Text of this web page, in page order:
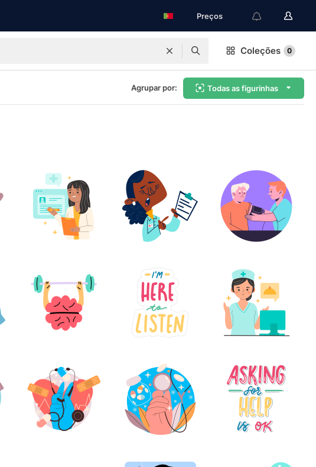
Preços
Coleções 0
Agrupar por: Todas as figurinhas